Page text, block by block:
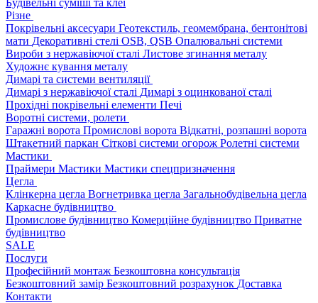
Будівельні суміші та клеї
Різне
Покрівельні аксесуари Геотекстиль, геомембрана, бентонітові
мати Декоративні стелі OSB, QSB Опалювальні системи
Вироби з нержавіючої сталі Листове згинання металу
Художнє кування металу
Димарі та системи вентиляції
Димарі з нержавіючої сталі Димарі з оцинкованої сталі
Прохідні покрівельні елементи Печі
Воротні системи, ролети
Гаражні ворота Промислові ворота Відкатні, розпашні ворота
Штакетний паркан Сіткові системи огорож Ролетні системи
Мастики
Праймери Мастики Мастики спецпризначення
Цегла
Клінкерна цегла Вогнетривка цегла Загальнобудівельна цегла
Каркасне будівництво
Промислове будівництво Комерційне будівництво Приватне
будівництво
SALE
Послуги
Професійний монтаж Безкоштовна консультація
Безкоштовний замір Безкоштовний розрахунок Доставка
Контакти